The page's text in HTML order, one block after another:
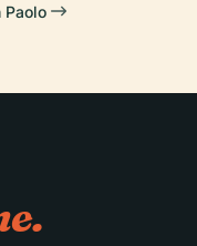
Paolo